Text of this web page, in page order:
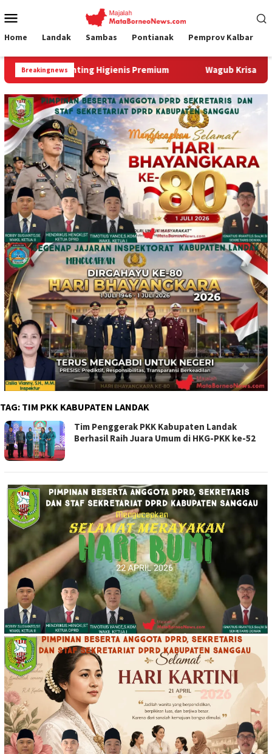
ke
Mobile
Home Landak Sambas Pontianak Pemprov Kalbar
Breakingnews
Higienis Premium Wagub Krisantus Kedatangan
TAG: TIM PKK KABUPATEN LANDAK
Tim Penggerak PKK Kabupaten Landak
Berhasil Raih Juara Umum di HKG-PKK ke-52